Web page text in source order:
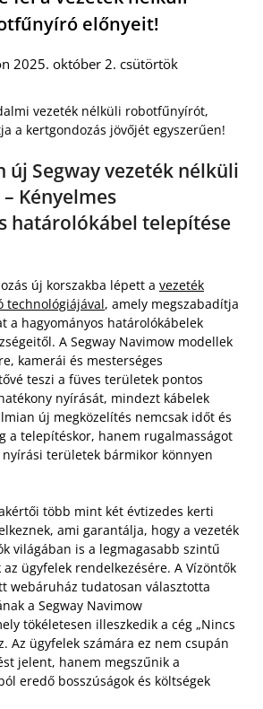
előnyeit!
2025. október 2. csütörtök
vezeték nélküli robotfűnyírót,
a kertgondozás jövőjét egyszerűen!
új Segway vezeték nélküli
Kényelmes
határolókábel telepítése
új korszakba lépett a vezeték
, amely megszabadítja
a hagyományos határolókábelek
A Segway Navimow modellek
kamerái és mesterséges
teszi a füves területek pontos
nyírását, mindezt kábelek
új megközelítés nemcsak időt és
a telepítéskor, hanem rugalmasságot
területek bármikor könnyen
több mint két évtizedes kerti
ami garantálja, hogy a vezeték
világában is a legmagasabb szintű
ügyfelek rendelkezésére. A Vízöntők
webáruház tudatosan választotta
a Segway Navimow
tökéletesen illeszkedik a cég „Nincs
Az ügyfelek számára ez nem csupán
jelent, hanem megszűnik a
eredő bosszúságok és költségek